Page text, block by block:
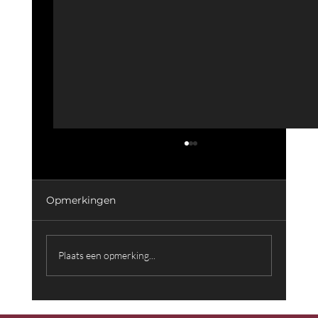
Opmerkingen
Plaats een opmerking...